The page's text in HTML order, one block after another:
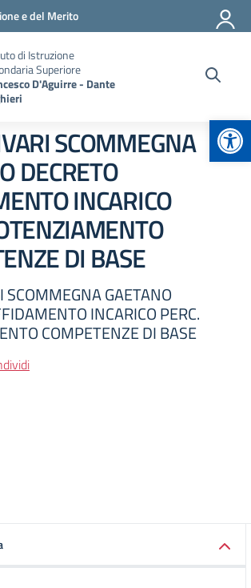
e del Merito
di Istruzione
Superiore
D'Aguirre - Dante
SCOMMEGNA
DECRETO
INCARICO
DI BASE
SCOMMEGNA GAETANO
INCARICO PERC.
COMPETENZE DI BASE